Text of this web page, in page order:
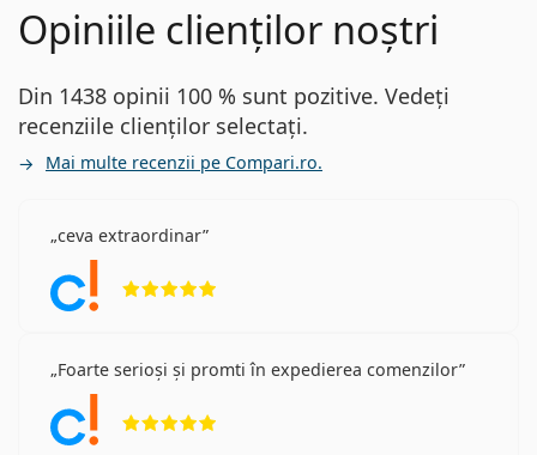
Opiniile clienților noștri
Din 1438 opinii 100 % sunt pozitive. Vedeți
recenziile clienților selectați.
Mai multe recenzii pe Compari.ro.
ceva extraordinar
Foarte serioși și promti în expedierea comenzilor